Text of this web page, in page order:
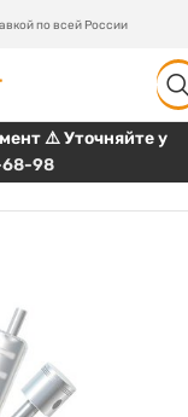
по всей России
⚠️ Уточняйте у
68-98